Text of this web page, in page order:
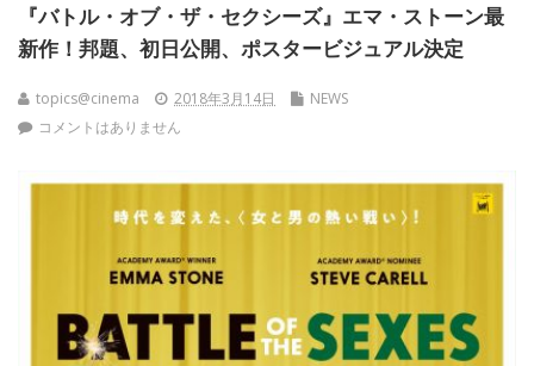
『バトル・オブ・ザ・セクシーズ』エマ・ストーン最
新作！邦題、初日公開、ポスタービジュアル決定
topics@cinema 2018年3月14日
NEWS
コメントはありません